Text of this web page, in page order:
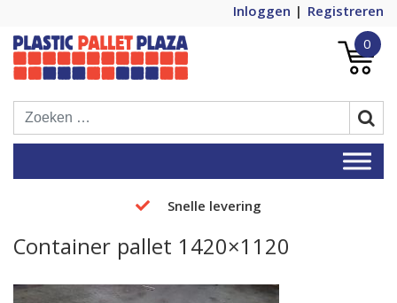
Inloggen
Registreren
Plastic Pallet Plaza
Plastic Pallets Plaza, de nummer 1 in
Europa!
0
Snelle levering
Container pallet 1420×1120